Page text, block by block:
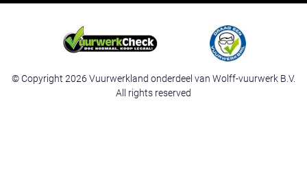
© Copyright 2026 Vuurwerkland onderdeel van Wolff-vuurwerk B.V.
All rights reserved